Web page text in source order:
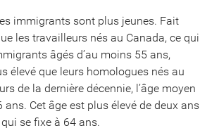
immigrants sont plus jeunes. Fait
les travailleurs nés au Canada, ce qui
âgés d’au moins 55 ans,
élevé que leurs homologues nés au
de la dernière décennie, l’âge moyen
Cet âge est plus élevé de deux ans
se fixe à 64 ans.